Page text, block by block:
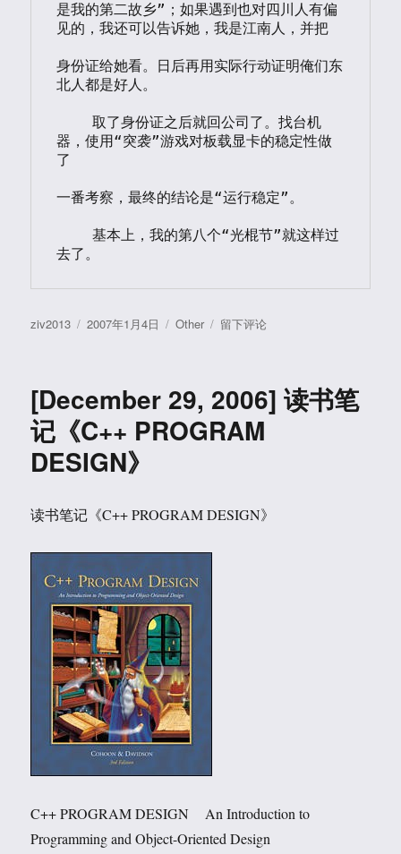
是我的第二故乡”；如果遇到也对四川人有偏
见的，我还可以告诉她，我是江南人，并把
身份证给她看。日后再用实际行动证明俺们东
北人都是好人。
    取了身份证之后就回公司了。找台机
器，使用“突袭”游戏对板载显卡的稳定性做
了
一番考察，最终的结论是“运行稳定”。
    基本上，我的第八个“光棍节”就这样过
去了。
作
ziv2013
发
2007年1月4日
分
Other
于
2006
11
记
留下评论
[December 29, 2006] 读书笔
记《C++ PROGRAM
DESIGN》
读书笔记《C++ PROGRAM DESIGN》
C++ PROGRAM DESIGN An Introduction to
Programming and Object-Oriented Design